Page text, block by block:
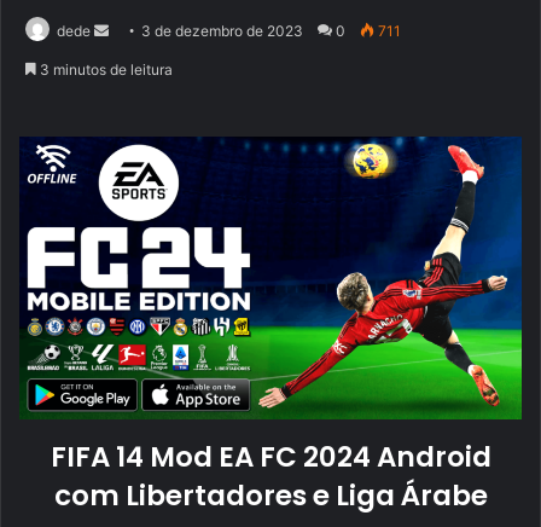
dede
Mande3 de dezembro de 2023 0 711
3 minutos de leitura
FIFA 14 Mod EA FC 2024 Android
com Libertadores e Liga Árabe